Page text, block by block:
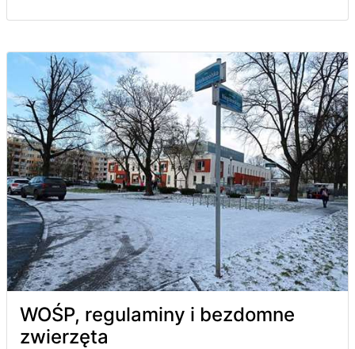
WOŚP, regulaminy i bezdomne
zwierzęta